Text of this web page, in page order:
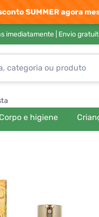
SUMMER agora
imediatamente | Envio
Corpo e higiene